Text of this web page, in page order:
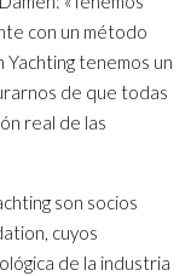
con un método
tenemos un
de que todas
real de las
son socios
cuyos
de la industria